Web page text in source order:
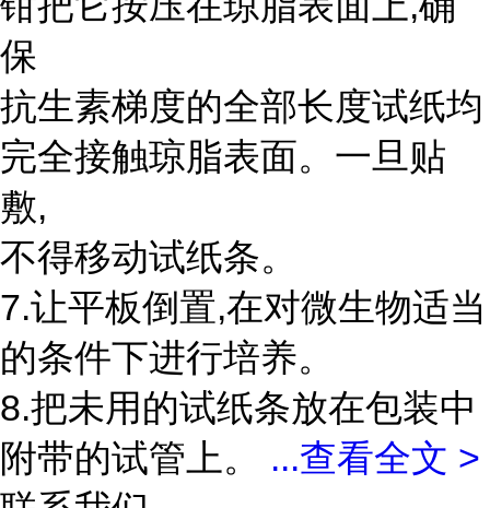
保
抗生素梯度的全部长度试纸均
完全接触琼脂表面。一旦贴
敷,
不得移动试纸条。
7.让平板倒置,在对微生物适当
的条件下进行培养。
8.把未用的试纸条放在包装中
附带的试管上。 ...查看全文 >